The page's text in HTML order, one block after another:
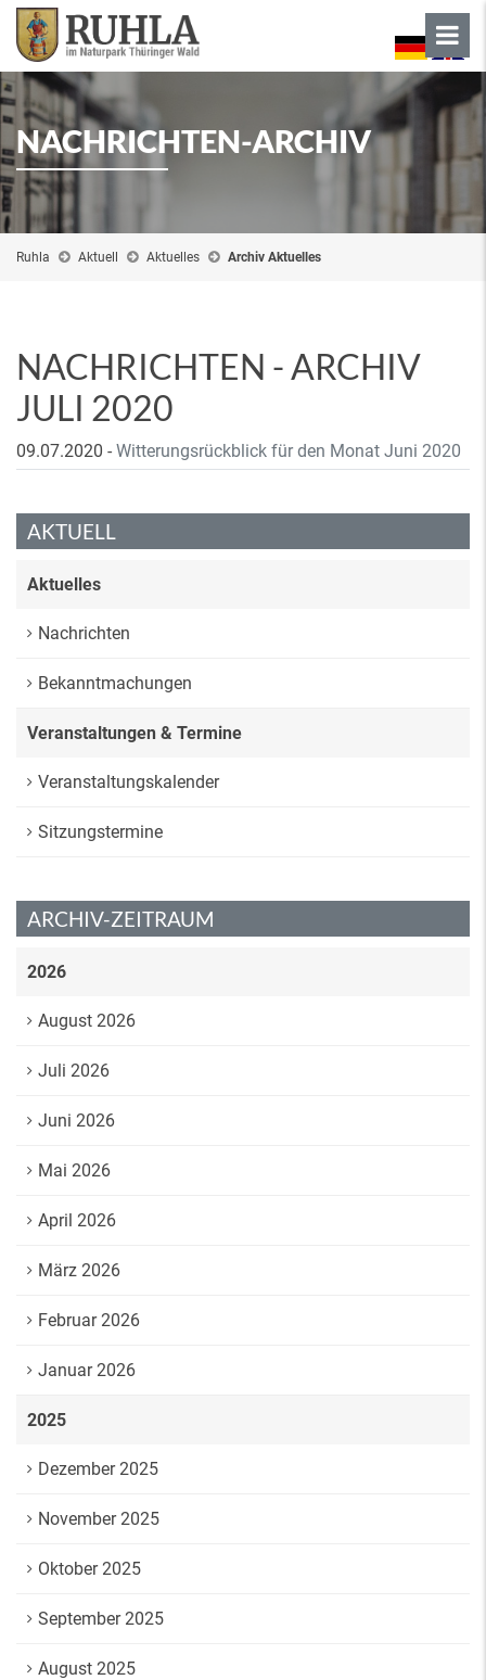
NACHRICHTEN-ARCHIV
Ruhla Aktuell Aktuelles Archiv Aktuelles
NACHRICHTEN - ARCHIV
JULI 2020
09.07.2020 - Witterungsrückblick für den Monat Juni 2020
AKTUELL
Aktuelles
Nachrichten
Bekanntmachungen
Veranstaltungen & Termine
Veranstaltungskalender
Sitzungstermine
ARCHIV-ZEITRAUM
2026
August 2026
Juli 2026
Juni 2026
Mai 2026
April 2026
März 2026
Februar 2026
Januar 2026
2025
Dezember 2025
November 2025
Oktober 2025
September 2025
August 2025